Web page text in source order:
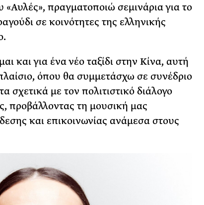
πραγματοποιώ σεμινάρια για το
σε κοινότητες της ελληνικής
και για ένα νέο ταξίδι στην Κίνα, αυτή
όπου θα συμμετάσχω σε συνέδριο
σχετικά με τον πολιτιστικό διάλογο
προβάλλοντας τη μουσική μας
και επικοινωνίας ανάμεσα στους